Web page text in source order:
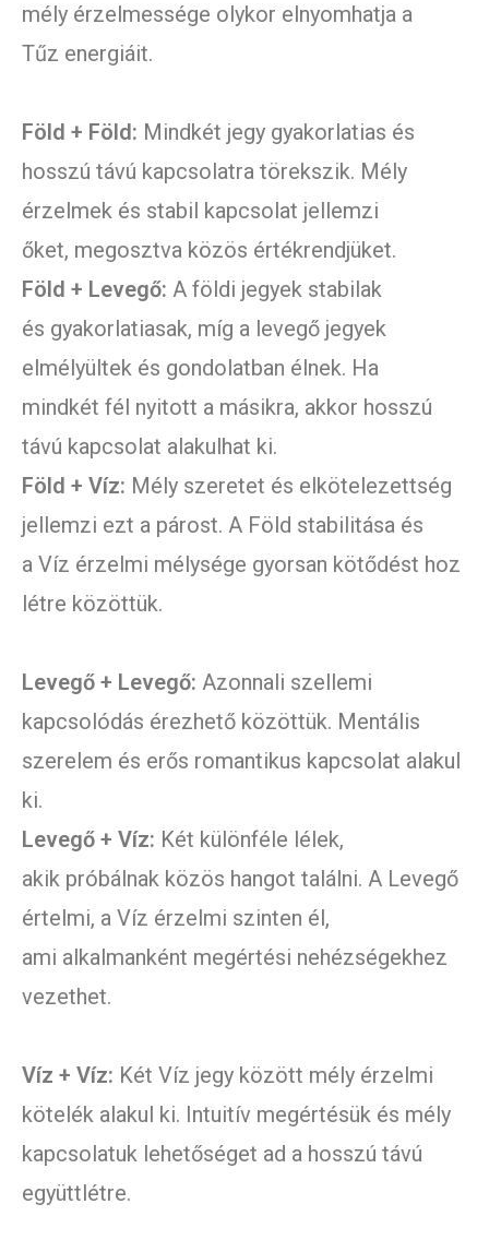
mély érzelmessége olykor elnyomhatja a
Tűz energiáit.
Föld + Föld: Mindkét jegy gyakorlatias és
hosszú távú kapcsolatra törekszik. Mély
érzelmek és stabil kapcsolat jellemzi
őket, megosztva közös értékrendjüket.
Föld + Levegő: A földi jegyek stabilak
és gyakorlatiasak, míg a levegő jegyek
elmélyültek és gondolatban élnek. Ha
mindkét fél nyitott a másikra, akkor hosszú
távú kapcsolat alakulhat ki.
Föld + Víz: Mély szeretet és elkötelezettség
jellemzi ezt a párost. A Föld stabilitása és
a Víz érzelmi mélysége gyorsan kötődést hoz
létre közöttük.
Levegő + Levegő: Azonnali szellemi
kapcsolódás érezhető közöttük. Mentális
szerelem és erős romantikus kapcsolat alakul
ki.
Levegő + Víz: Két különféle lélek,
akik próbálnak közös hangot találni. A Levegő
értelmi, a Víz érzelmi szinten él,
ami alkalmanként megértési nehézségekhez
vezethet.
Víz + Víz: Két Víz jegy között mély érzelmi
kötelék alakul ki. Intuitív megértésük és mély
kapcsolatuk lehetőséget ad a hosszú távú
együttlétre.